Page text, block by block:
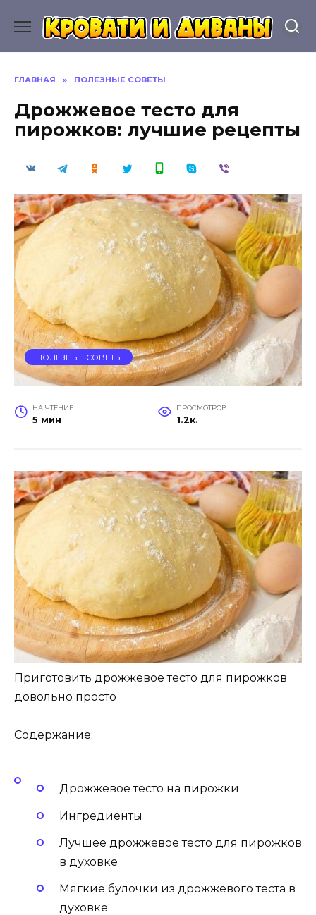
содержанию
ГЛАВНАЯ » ПОЛЕЗНЫЕ СОВЕТЫ
Дрожжевое тесто для
пирожков: лучшие рецепты
ПОЛЕЗНЫЕ СОВЕТЫ
НА ЧТЕНИЕ
5 мин
ПРОСМОТРОВ
1.2к.
Приготовить дрожжевое тесто для пирожков
довольно просто
Содержание:
Дрожжевое тесто на пирожки
Ингредиенты
Лучшее дрожжевое тесто для пирожков
в духовке
Мягкие булочки из дрожжевого теста в
духовке